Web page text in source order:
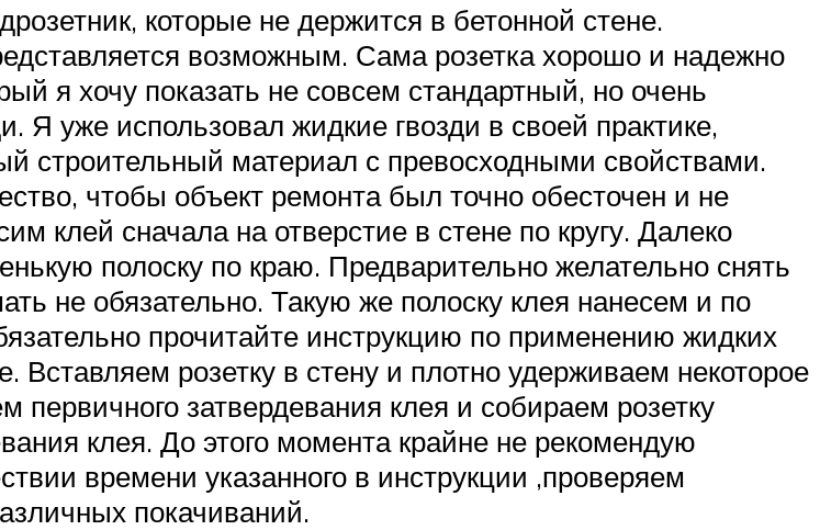
которые не держится в бетонной стене.
возможным. Сама розетка хорошо и надежно
я хочу показать не совсем стандартный, но очень
уже использовал жидкие гвозди в своей практике,
строительный материал с превосходными свойствами.
чтобы объект ремонта был точно обесточен и не
клей сначала на отверстие в стене по кругу. Далеко
полоску по краю. Предварительно желательно снять
не обязательно. Такую же полоску клея нанесем и по
прочитайте инструкцию по применению жидких
Вставляем розетку в стену и плотно удерживаем некоторое
затвердевания клея и собираем розетку
клея. До этого момента крайне не рекомендую
времени указанного в инструкции ,проверяем
покачиваний.